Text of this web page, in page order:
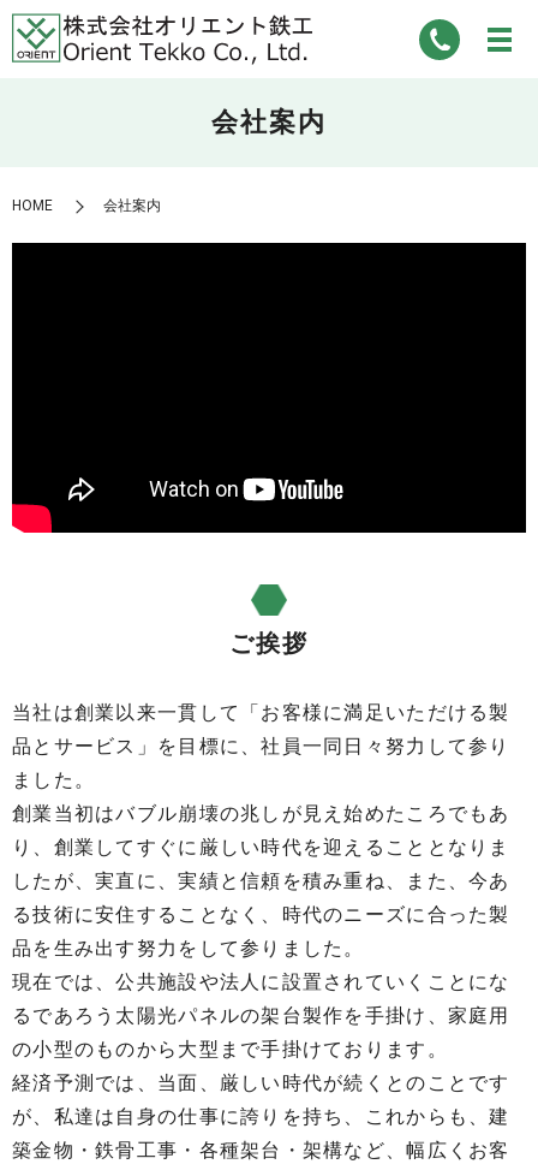
会社案内
HOME 会社案内
ご挨拶
当社は創業以来一貫して「お客様に満足いただける製
品とサービス」を目標に、社員一同日々努力して参り
ました。
創業当初はバブル崩壊の兆しが見え始めたころでもあ
り、創業してすぐに厳しい時代を迎えることとなりま
したが、実直に、実績と信頼を積み重ね、また、今あ
る技術に安住することなく、時代のニーズに合った製
品を生み出す努力をして参りました。
現在では、公共施設や法人に設置されていくことにな
るであろう太陽光パネルの架台製作を手掛け、家庭用
の小型のものから大型まで手掛けております。
経済予測では、当面、厳しい時代が続くとのことです
が、私達は自身の仕事に誇りを持ち、これからも、建
築金物・鉄骨工事・各種架台・架構など、幅広くお客